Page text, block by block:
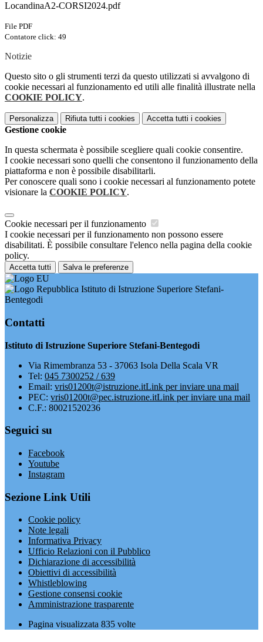
LocandinaA2-CORSI2024.pdf
File PDF
Contatore click: 49
Notizie
Questo sito o gli strumenti terzi da questo utilizzati si avvalgono di
cookie necessari al funzionamento ed utili alle finalità illustrate nella
COOKIE POLICY.
Personalizza Rifiuta tutti i cookies Accetta tutti i cookies
Gestione cookie
In questa schermata è possibile scegliere quali cookie consentire.
I cookie necessari sono quelli che consentono il funzionamento della
piattaforma e non è possibile disabilitarli.
Per conoscere quali sono i cookie necessari al funzionamento potete
visionare la COOKIE POLICY.
Cookie necessari per il funzionamento
I cookie necessari per il funzionamento non possono essere
disabilitati. È possibile consultare l'elenco nella pagina della cookie
policy.
Accetta tutti Salva le preferenze
Istituto di Istruzione Superiore Stefani-
Bentegodi
Contatti
Istituto di Istruzione Superiore Stefani-Bentegodi
Via Rimembranza 53 - 37063 Isola Della Scala VR
Tel: 045 7300252 / 639
Email: vris01200t@istruzione.itLink per inviare una mail
PEC: vris01200t@pec.istruzione.itLink per inviare una mail
C.F.: 80021520236
Seguici su
Facebook
Youtube
Instagram
Sezione Link Utili
Cookie policy
Note legali
Informativa Privacy
Ufficio Relazioni con il Pubblico
Dichiarazione di accessibilità
Obiettivi di accessibilità
Whistleblowing
Gestione consensi cookie
Amministrazione trasparente
Pagina visualizzata 835 volte